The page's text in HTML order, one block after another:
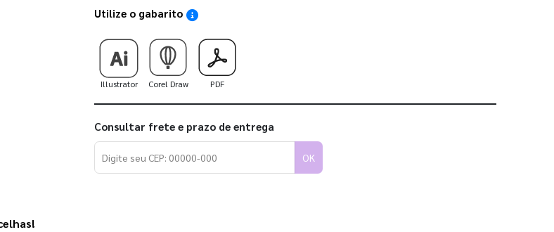
Utilize o gabarito Saiba como utilizar os nossos gabaritos
Illustrator Corel Draw PDF
Consultar frete e prazo de entrega
OK